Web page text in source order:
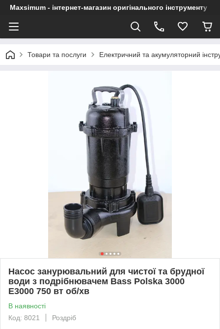
Maxsimum - інтернет-магазин оригінального інструменту
Товари та послуги Електричний та акумуляторний
Насос занурювальний для чистої та брудної
води з подрібнювачем Bass Polska 3000
E3000 750 вт об/хв
В наявності
Код: 8021
Роздріб